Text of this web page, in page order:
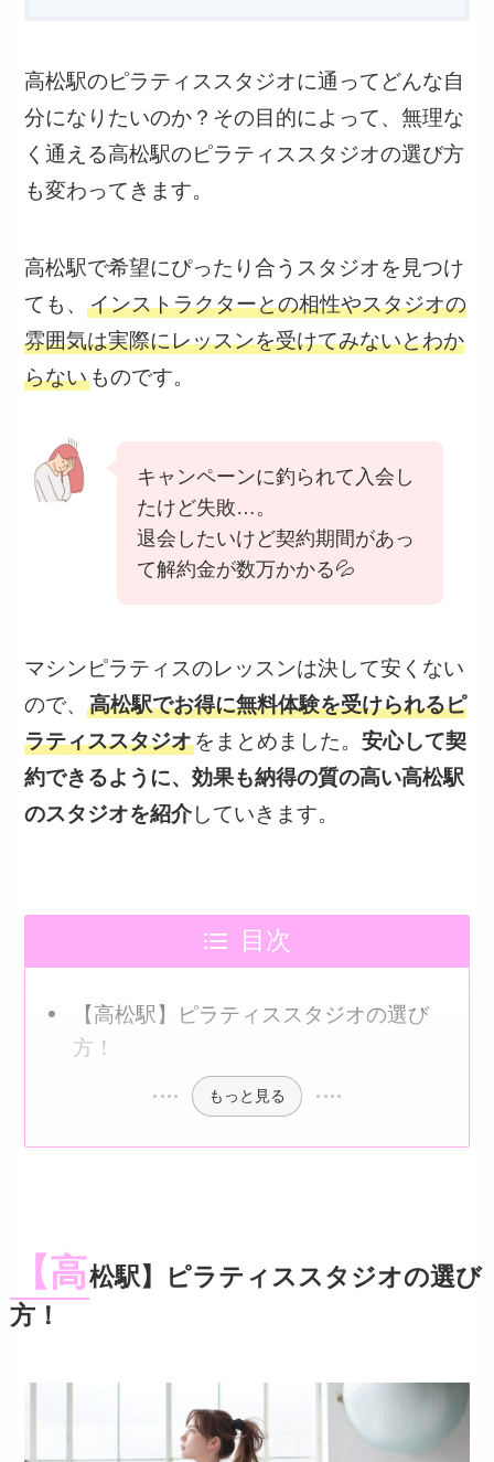
高松駅のピラティススタジオに通ってどんな自
分になりたいのか？その目的によって、無理な
く通える高松駅のピラティススタジオの選び方
も変わってきます。
高松駅で希望にぴったり合うスタジオを見つけ
ても、インストラクターとの相性やスタジオの
雰囲気は実際にレッスンを受けてみないとわか
らない ものです。
キャンペーンに釣られて入会し
たけど失敗…。
退会したいけど契約期間があっ
て解約金が数万かかる💦
マシンピラティスのレッスンは決して安くない
ので、高松駅でお得に無料体験を受けられるピ
ラティススタジオをまとめました。安心して契
約できるように、効果も納得の質の高い高松駅
のスタジオを紹介していきます。
目次
【高松駅】ピラティススタジオの選び
方！
もっと見る
【高松駅】ピラティススタジオの選び
方！